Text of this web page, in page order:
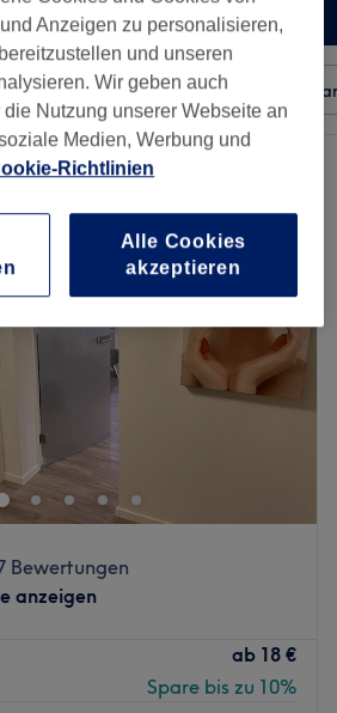
Beliebiger Preis Besonderheiten
in Hamminkeln
Bewertungen
anzeigen
ab 18 €
Spare bis zu 10%
Anzeigen zu personalisieren,
und unseren
Wir geben auch
die Nutzung unserer Webseite an
Medien, Werbung und
Richtlinien
Alle Cookies
akzeptieren